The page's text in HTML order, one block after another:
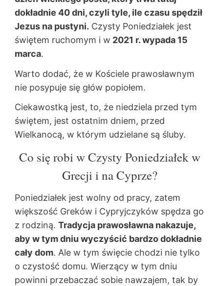
dokładnie 40 dni, czyli tyle, ile czasu spędził
Jezus na pustyni. Czysty Poniedziałek jest
świętem ruchomym i w 2021 r. wypada 15
marca.
Warto dodać, że w Kościele prawosławnym
nie posypuje się głów popiołem.
Ciekawostką jest, to, że niedziela przed tym
świętem, jest ostatnim dniem, przed
Wielkanocą, w którym udzielane są śluby.
Co się robi w Czysty Poniedziałek w
Grecji i na Cyprze?
Poniedziałek jest wolny od pracy, zatem
większość Greków i Cypryjczyków spędza go
z rodziną. Tradycja prawosławna nakazuje,
aby w tym dniu wyczyścić bardzo dokładnie
cały dom. Ale w tym święcie chodzi nie tylko
o czystość domu. Wierzący w tym dniu
powinni przebaczać sobie nawzajem, tak by